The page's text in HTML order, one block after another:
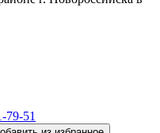
79-51